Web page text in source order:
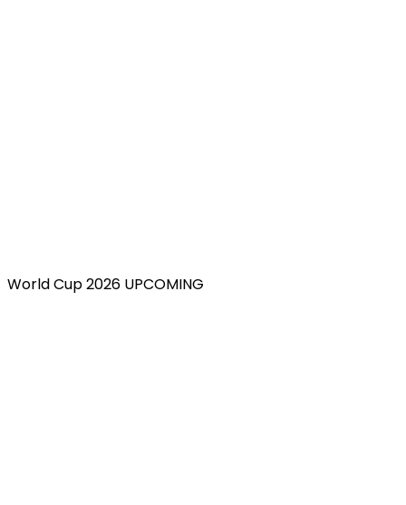
World Cup 2026 UPCOMING